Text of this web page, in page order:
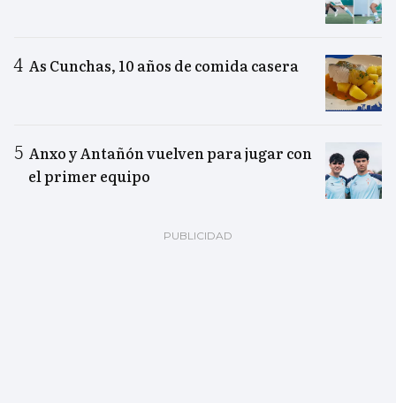
As Cunchas, 10 años de comida casera
Anxo y Antañón vuelven para jugar con
el primer equipo